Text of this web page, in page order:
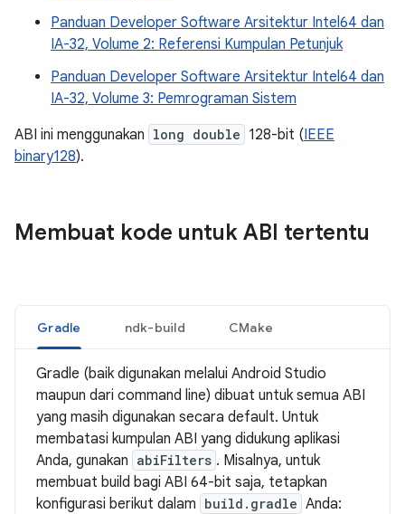
Panduan Developer Software Arsitektur Intel64 dan
IA-32, Volume 2: Referensi Kumpulan Petunjuk
Panduan Developer Software Arsitektur Intel64 dan
IA-32, Volume 3: Pemrograman Sistem
ABI ini menggunakan long double 128-bit (IEEE
binary128).
Membuat kode untuk ABI tertentu
Gradle ndk-build CMake
Gradle (baik digunakan melalui Android Studio
maupun dari command line) dibuat untuk semua ABI
yang masih digunakan secara default. Untuk
membatasi kumpulan ABI yang didukung aplikasi
Anda, gunakan abiFilters . Misalnya, untuk
membuat build bagi ABI 64-bit saja, tetapkan
konfigurasi berikut dalam build.gradle Anda: